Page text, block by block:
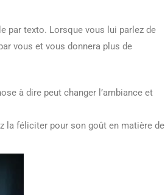
par texto. Lorsque vous lui parlez de
vous et vous donnera plus de
à dire peut changer l’ambiance et
la féliciter pour son goût en matière de